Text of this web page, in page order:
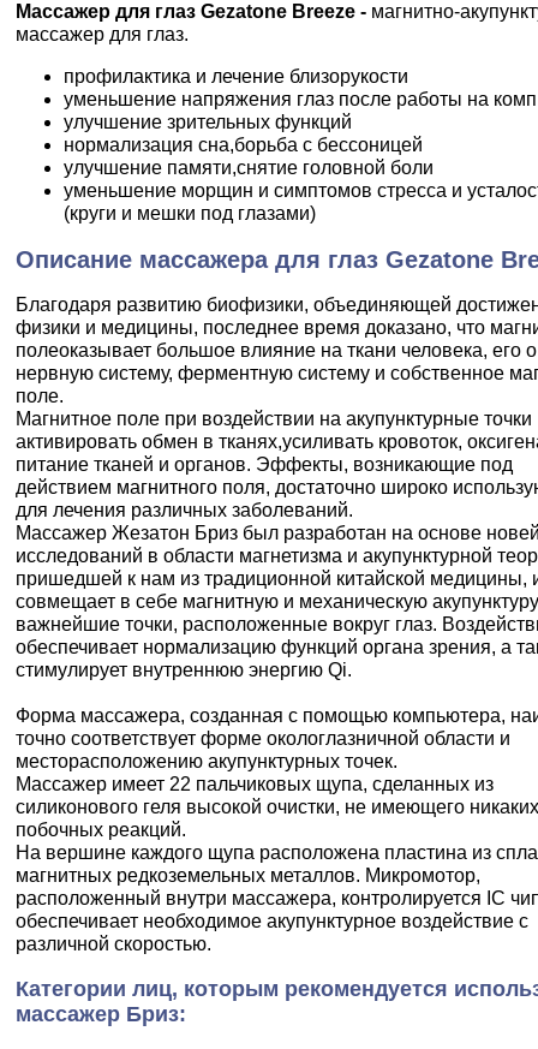
Массажер для глаз Gezatone Breeze - магнитно-
массажер для глаз.
профилактика и лечение близорукости
уменьшение напряжения глаз после работы на
улучшение зрительных функций
нормализация сна,борьба с бессоницей
улучшение памяти,снятие головной боли
уменьшение морщин и симптомов стресса и
(круги и мешки под глазами)
Описание массажера для глаз Gezatone
Благодаря развитию биофизики, объединяющей
физики и медицины, последнее время доказано, что
полеоказывает большое влияние на ткани человека, его
нервную систему, ферментную систему и собственное
поле.
Магнитное поле при воздействии на акупунктурные
активировать обмен в тканях,усиливать кровоток,
питание тканей и органов. Эффекты, возникающие под
действием магнитного поля, достаточно широко
для лечения различных заболеваний.
Массажер Жезатон Бриз был разработан на основе
исследований в области магнетизма и акупунктурной
пришедшей к нам из традиционной китайской медицины,
совмещает в себе магнитную и механическую
важнейшие точки, расположенные вокруг глаз.
обеспечивает нормализацию функций органа зрения, а
стимулирует внутреннюю энергию Qi.
Форма массажера, созданная с помощью компьютера,
точно соответствует форме окологлазничной области и
месторасположению акупунктурных точек.
Массажер имеет 22 пальчиковых щупа, сделанных из
силиконового геля высокой очистки, не имеющего никаких
побочных реакций.
На вершине каждого щупа расположена пластина из
магнитных редкоземельных металлов. Микромотор,
расположенный внутри массажера, контролируется IC
обеспечивает необходимое акупунктурное воздействие с
различной скоростью.
Категории лиц, которым рекомендуется
массажер Бриз: